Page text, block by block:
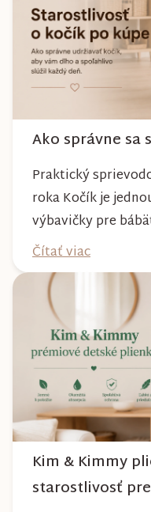
Ako správne
Praktický
roka Kočík je
výbavičky pre
absolvujete
na lesných
počasia.
môžete byť istí,
dlhé roky a
Čítať viac
Kim & Kimmy
starostlivosť